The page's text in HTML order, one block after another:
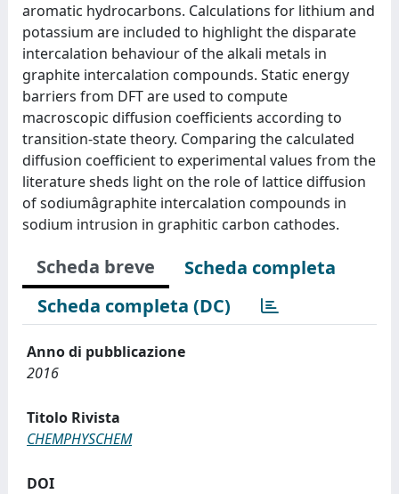
aromatic hydrocarbons. Calculations for lithium and
potassium are included to highlight the disparate
intercalation behaviour of the alkali metals in
graphite intercalation compounds. Static energy
barriers from DFT are used to compute
macroscopic diffusion coefficients according to
transition-state theory. Comparing the calculated
diffusion coefficient to experimental values from the
literature sheds light on the role of lattice diffusion
of sodiumâgraphite intercalation compounds in
sodium intrusion in graphitic carbon cathodes.
Scheda breve
Scheda completa
Scheda completa (DC)
Anno di pubblicazione
2016
Titolo Rivista
CHEMPHYSCHEM
DOI